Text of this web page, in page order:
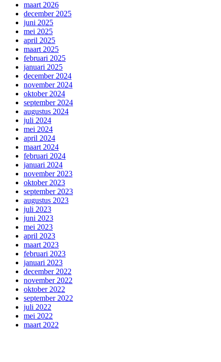
maart 2026
december 2025
juni 2025
mei 2025
april 2025
maart 2025
februari 2025
januari 2025
december 2024
november 2024
oktober 2024
september 2024
augustus 2024
juli 2024
mei 2024
april 2024
maart 2024
februari 2024
januari 2024
november 2023
oktober 2023
september 2023
augustus 2023
juli 2023
juni 2023
mei 2023
april 2023
maart 2023
februari 2023
januari 2023
december 2022
november 2022
oktober 2022
september 2022
juli 2022
mei 2022
maart 2022